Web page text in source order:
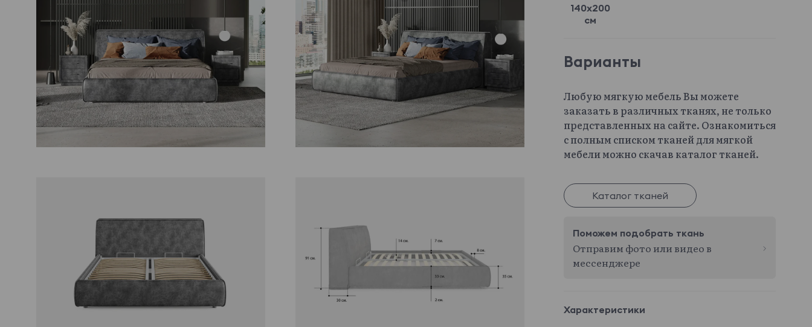
140x200
см
Варианты
Любую мягкую мебель Вы можете
заказать в различных тканях, не только
представленных на сайте. Ознакомиться
с полным списком тканей для мягкой
мебели можно скачав каталог тканей.
Каталог тканей
Поможем подобрать ткань
Отправим фото или видео в
мессенджере
Характеристики